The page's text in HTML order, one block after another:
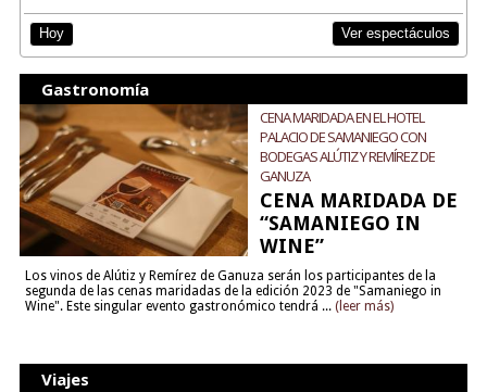
Hoy Ver espectáculos
Gastronomía
CENA MARIDADA EN EL HOTEL
PALACIO DE SAMANIEGO CON
BODEGAS ALÚTIZ Y REMÍREZ DE
GANUZA
CENA MARIDADA DE
“SAMANIEGO IN
WINE”
Los vinos de Alútiz y Remírez de Ganuza serán los participantes de la
segunda de las cenas maridadas de la edición 2023 de "Samaniego in
Wine". Este singular evento gastronómico tendrá ... (leer más)
Viajes